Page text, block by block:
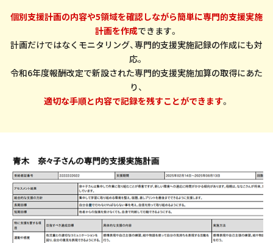
個別支援計画の内容や5領域を確認しながら簡単に専門的支援実施
計画を作成できます。
計画だけではなくモニタリング、専門的支援実施記録の作成にも対
応。
令和6年度報酬改定で新設された専門的支援実施加算の取得にあた
り、
適切な手順と内容で記録を残すことができます。